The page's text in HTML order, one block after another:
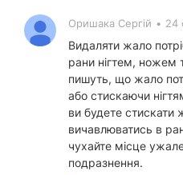
Оришака Сергій • 24
Видаляти жало
рани нігтем, ножем
пишуть, що жало
або стискаючи
ви будете стискати
вичавлюватись в
чухайте місце
подразнення.